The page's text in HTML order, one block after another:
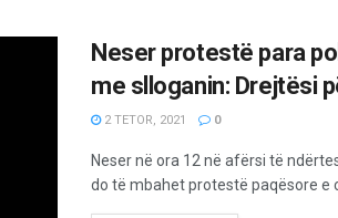
Neser protestë para
me slloganin: Drejtësi
2 TETOR, 2021 0
Neser në ora 12 në afërsi të
do të mbahet protestë paqësore e